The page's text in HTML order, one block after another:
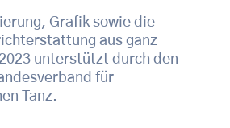
Grafik sowie die
aus ganz
unterstützt durch den
für
Tanz.